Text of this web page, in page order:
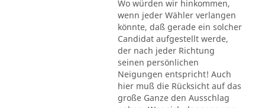
Wo würden wir hinkommen,
wenn jeder Wähler verlangen
könnte, daß gerade ein solcher
Candidat aufgestellt werde,
der nach jeder Richtung
seinen persönlichen
Neigungen entspricht! Auch
hier muß die Rücksicht auf das
große Ganze den Ausschlag